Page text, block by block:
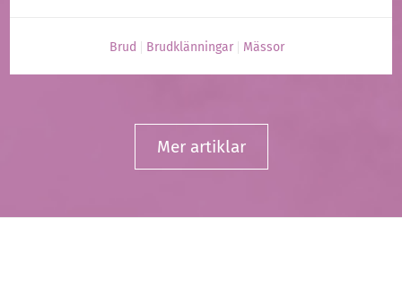
Brud Brudklänningar Mässor
Mer artiklar